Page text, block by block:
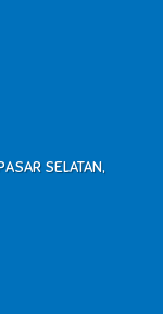
SELATAN,